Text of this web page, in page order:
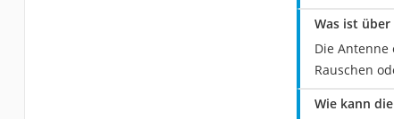
Was ist
Die
Rauschen
Wie kann